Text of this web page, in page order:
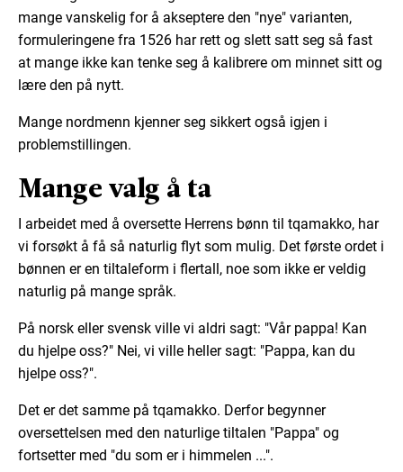
mange vanskelig for å akseptere den "nye" varianten,
formuleringene fra 1526 har rett og slett satt seg så fast
at mange ikke kan tenke seg å kalibrere om minnet sitt og
lære den på nytt.
Mange nordmenn kjenner seg sikkert også igjen i
problemstillingen.
Mange valg å ta
I arbeidet med å oversette Herrens bønn til tqamakko, har
vi forsøkt å få så naturlig flyt som mulig. Det første ordet i
bønnen er en tiltaleform i flertall, noe som ikke er veldig
naturlig på mange språk.
På norsk eller svensk ville vi aldri sagt: "Vår pappa! Kan
du hjelpe oss?" Nei, vi ville heller sagt: "Pappa, kan du
hjelpe oss?".
Det er det samme på tqamakko. Derfor begynner
oversettelsen med den naturlige tiltalen "Pappa" og
fortsetter med "du som er i himmelen ...".